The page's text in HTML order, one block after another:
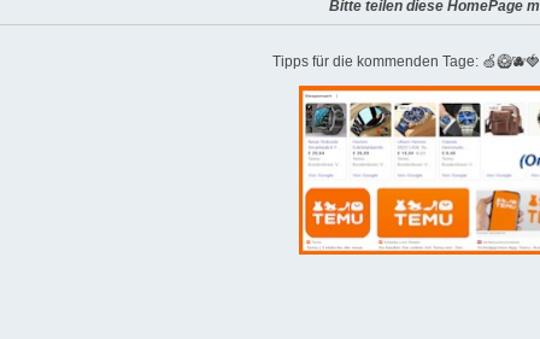
Bitte teilen diese HomePage
Tipps für die kommenden Tage: